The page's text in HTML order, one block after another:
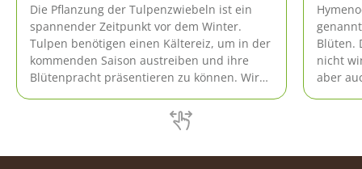
Die Pflanzung der Tulpenzwiebeln ist ein
spannender Zeitpunkt vor dem Winter.
Tulpen benötigen einen Kältereiz, um in der
kommenden Saison austreiben und ihre
Blütenpracht präsentieren zu können. Wird
Blüten.
nicht
aber